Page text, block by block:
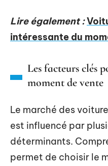
Lire également :
intéressante du
Les facteurs clés
moment de vente
Le marché des
est influencé par
déterminants.
permet de choisir le